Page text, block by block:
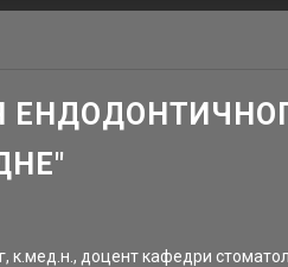
к.мед.н., доцент кафедри